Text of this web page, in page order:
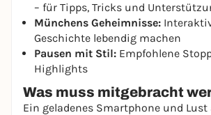
– für Tipps, Tricks und
Münchens Geheimnisse:
Geschichte lebendig machen
Pausen mit Stil: Empfohlene
Highlights
Was muss mitgebracht
Ein geladenes Smartphone und Lust